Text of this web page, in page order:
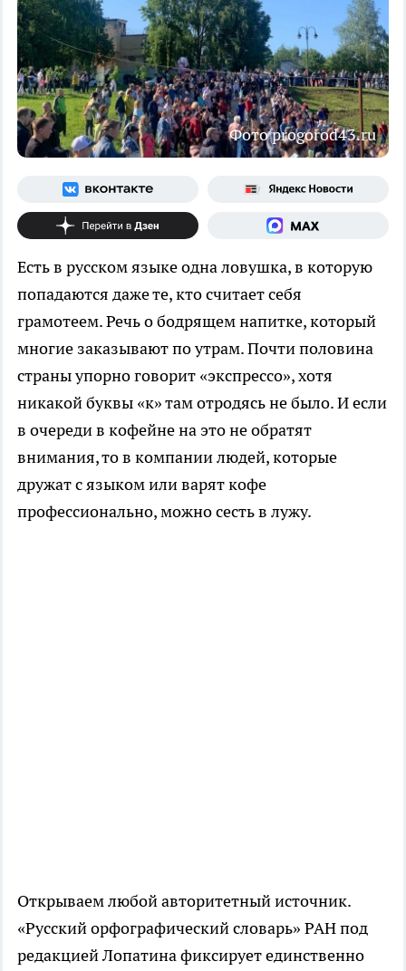
Фото progorod43.ru
Есть в русском языке одна ловушка, в которую
попадаются даже те, кто считает себя
грамотеем. Речь о бодрящем напитке, который
многие заказывают по утрам. Почти половина
страны упорно говорит «экспрессо», хотя
никакой буквы «к» там отродясь не было. И если
в очереди в кофейне на это не обратят
внимания, то в компании людей, которые
дружат с языком или варят кофе
профессионально, можно сесть в лужу.
Открываем любой авторитетный источник.
«Русский орфографический словарь» РАН под
редакцией Лопатина фиксирует единственно